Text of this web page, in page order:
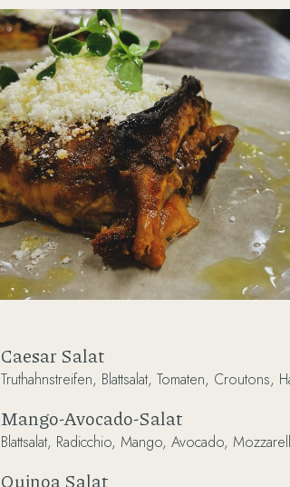
Caesar Salat
Truthahnstreifen, Blattsalat, Tomaten, Croutons,
Mango-Avocado-Salat
Blattsalat, Radicchio, Mango, Avocado,
Quinoa Salat